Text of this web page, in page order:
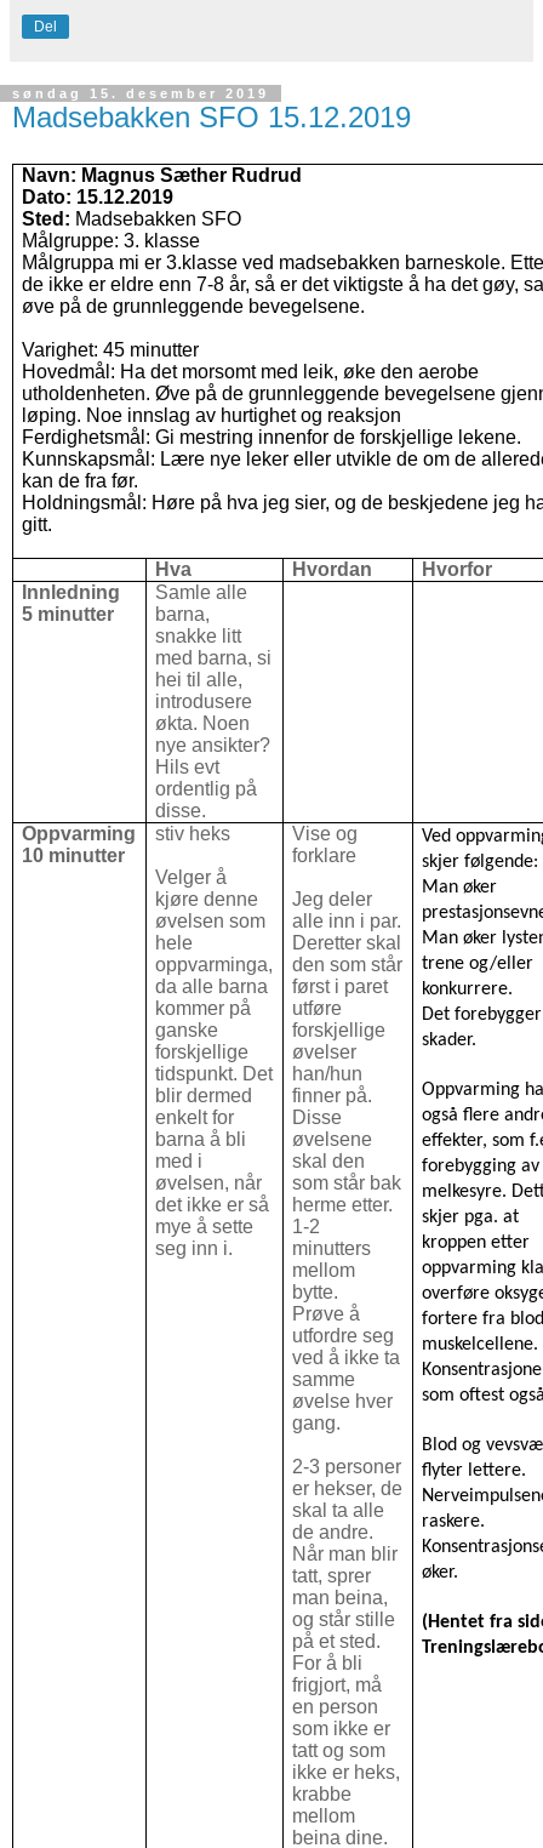
Del
søndag 15. desember 2019
Madsebakken SFO 15.12.2019
Navn: Magnus Sæther Rudrud
Dato: 15.12.2019
Sted: Madsebakken SFO
Målgruppe: 3. klasse
Målgruppa mi er 3.klasse ved madsebakken barneskole.
de ikke er eldre enn 7-8 år, så er det viktigste å ha det gøy,
øve på de grunnleggende bevegelsene.
Varighet: 45 minutter
Hovedmål: Ha det morsomt med leik, øke den aerobe
utholdenheten. Øve på de grunnleggende bevegelsene
løping. Noe innslag av hurtighet og reaksjon
Ferdighetsmål: Gi mestring innenfor de forskjellige lekene.
Kunnskapsmål: Lære nye leker eller utvikle de om de
kan de fra før.
Holdningsmål: Høre på hva jeg sier, og de beskjedene jeg
gitt.
Hva Hvordan
Hvorfor
Innledning
5 minutter
Samle alle
barna,
snakke litt
med barna, si
hei til alle,
introdusere
økta. Noen
nye ansikter?
Hils evt
ordentlig på
disse.
Oppvarming
10 minutter
stiv heks
Velger å
kjøre denne
øvelsen som
hele
oppvarminga,
da alle barna
kommer på
ganske
forskjellige
tidspunkt. Det
blir dermed
enkelt for
barna å bli
med i
øvelsen, når
det ikke er så
mye å sette
seg inn i.
Vise og
forklare
Jeg deler
alle inn i par.
Deretter skal
den som står
først i paret
utføre
forskjellige
øvelser
han/hun
finner på.
Disse
øvelsene
skal den
som står bak
herme etter.
1-2
minutters
mellom
bytte.
Prøve å
utfordre seg
ved å ikke ta
samme
øvelse hver
gang.
2-3 personer
er hekser, de
skal ta alle
de andre.
Når man blir
tatt, sprer
man beina,
og står stille
på et sted.
For å bli
frigjort, må
en person
som ikke er
tatt og som
ikke er heks,
krabbe
mellom
beina dine.
Ved
skjer følgende:
Man øker
Man øker
trene og/eller
konkurrere.
Det forebygger
skader.
Oppvarming
også flere
effekter, som
forebygging av
melkesyre.
skjer pga. at
kroppen etter
oppvarming
overføre
fortere fra
muskelcellene.
som oftest
Blod og
flyter lettere.
raskere.
øker.
(Hentet fra